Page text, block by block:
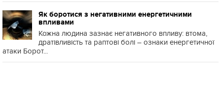
Як боротися з негативними енергетичними
впливами
Кожна людина зазнає негативного впливу: втома,
дратівливість та раптові болі – ознаки енергетичної
атаки Борот...